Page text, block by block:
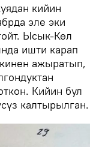
кийин
эле эки
Ысык-Көл
ишти карап
ажыратып,
Кийин бул
калтырылган.